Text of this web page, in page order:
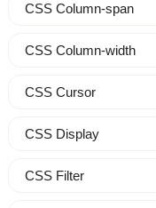
CSS Column-span
CSS Column-width
CSS Cursor
CSS Display
CSS Filter